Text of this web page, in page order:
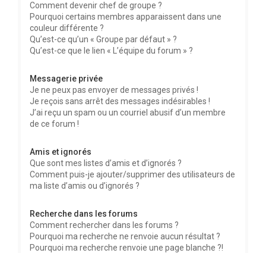
Comment devenir chef de groupe ?
Pourquoi certains membres apparaissent dans une
couleur différente ?
Qu’est-ce qu’un « Groupe par défaut » ?
Qu’est-ce que le lien « L’équipe du forum » ?
Messagerie privée
Je ne peux pas envoyer de messages privés !
Je reçois sans arrêt des messages indésirables !
J’ai reçu un spam ou un courriel abusif d’un membre
de ce forum !
Amis et ignorés
Que sont mes listes d’amis et d’ignorés ?
Comment puis-je ajouter/supprimer des utilisateurs de
ma liste d’amis ou d’ignorés ?
Recherche dans les forums
Comment rechercher dans les forums ?
Pourquoi ma recherche ne renvoie aucun résultat ?
Pourquoi ma recherche renvoie une page blanche ?!